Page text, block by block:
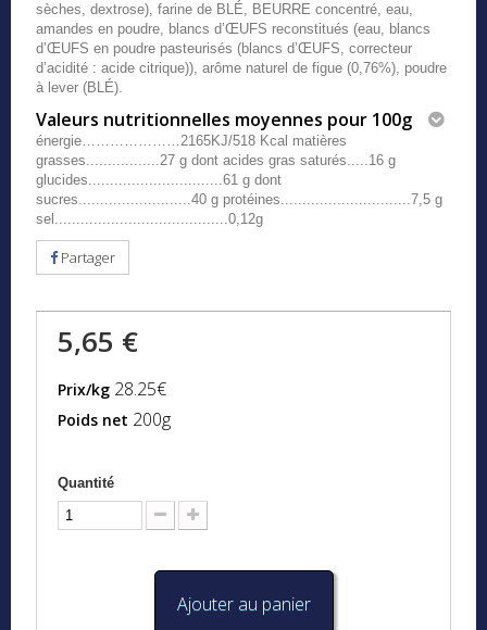
sèches, dextrose), farine de BLÉ, BEURRE concentré, eau,
amandes en poudre, blancs d’ŒUFS reconstitués (eau, blancs
d’ŒUFS en poudre pasteurisés (blancs d’ŒUFS, correcteur
d’acidité : acide citrique)), arôme naturel de figue (0,76%), poudre
à lever (BLÉ).
Valeurs nutritionnelles moyennes pour 100g
énergie…………………2165KJ/518 Kcal matières
grasses.................27 g dont acides gras saturés.....16 g
glucides...............................61 g dont
sucres..........................40 g protéines..............................7,5 g
sel........................................0,12g
Partager
5,65 €
Prix/kg 28.25€
Poids net 200g
Quantité
Ajouter au panier